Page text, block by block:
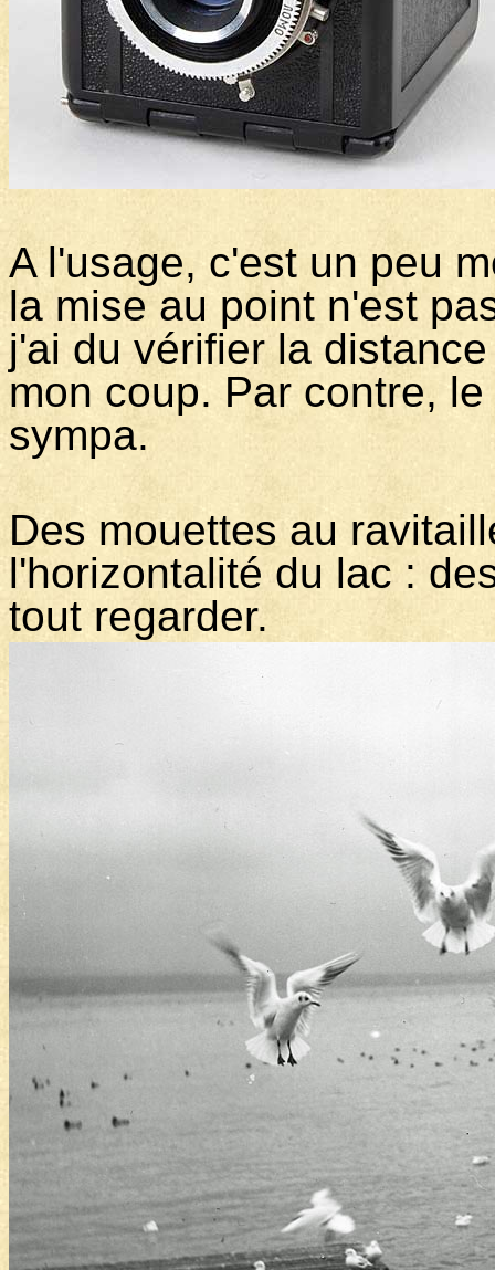
A l'usage, c'est un peu
la mise au point n'est
j'ai du vérifier la
mon coup. Par contre,
sympa.
Des mouettes au
l'horizontalité du lac :
tout regarder.